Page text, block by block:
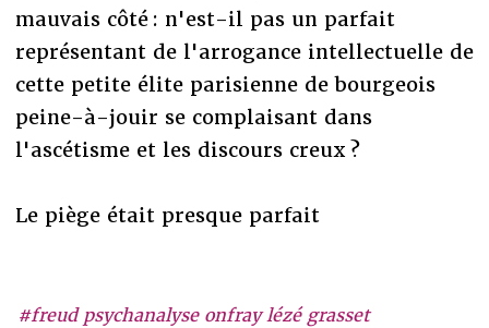
#freud psychanalyse onfray lézé grasset
mauvais côté : n'est-il pas un parfait
représentant de l'arrogance intellectuelle de
cette petite élite parisienne de bourgeois
peine-à-jouir se complaisant dans
l'ascétisme et les discours creux ?
Le piège était presque parfait